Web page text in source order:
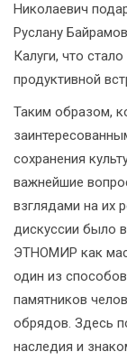
Николаевич
Руслану
Калуги, что
продуктивной
Таким образом,
сохранения
важнейшие
взглядами на их
дискуссии было
ЭТНОМИР как
один из
памятников
обрядов. Здесь
наследия и